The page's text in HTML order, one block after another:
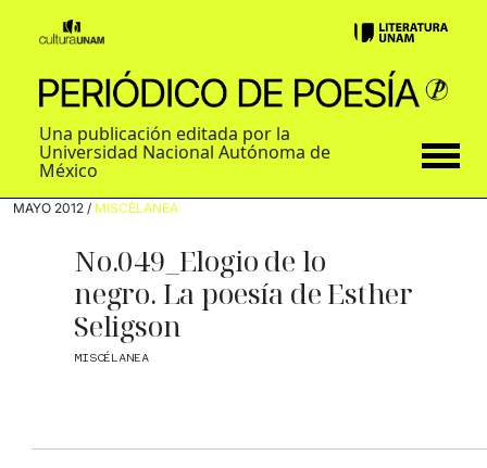
Una publicación editada por la
Universidad Nacional Autónoma de
México
MAYO 2012 / MISCÉLANEA
No.049_Elogio de lo
negro. La poesía de Esther
Seligson
MISCÉLANEA